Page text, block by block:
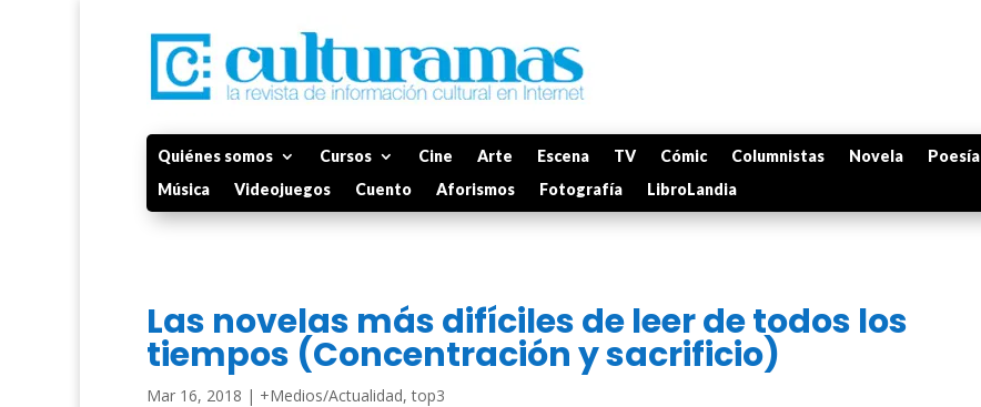
Quiénes somos Cursos Cine Arte Escena TV Cómic Columnistas Novela Poesía
Música
Videojuegos Cuento Aforismos Fotografía LibroLandia
Las novelas más difíciles de leer de todos los
tiempos (Concentración y sacrificio)
Mar 16, 2018 | +Medios/Actualidad,top3